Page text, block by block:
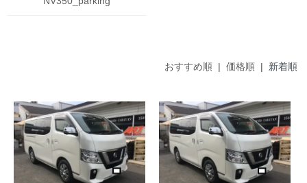
おすすめ順| 価格順| 新着順